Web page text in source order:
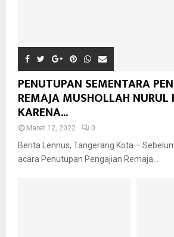
PENUTUPAN SEMENTARA
REMAJA MUSHOLLAH NURUL
KARENA...
Maret 12, 2022 0
Berita Lennus, Tangerang Kota –
acara Penutupan Pengajian Remaja...